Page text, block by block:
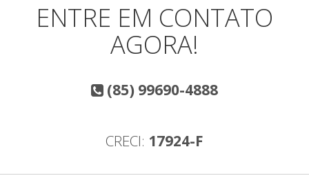
ENTRE EM CONTATO
AGORA!
(85) 99690-4888
CRECI: 17924-F